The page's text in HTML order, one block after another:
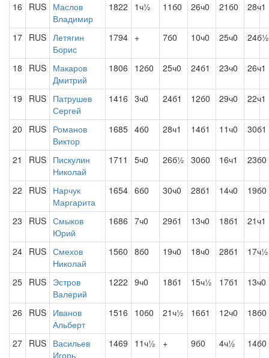
16 RUS Маслов
Владимир
1822 1ч½ 11б0 26ч0 21б0 28ч1
17 RUS Летягин
Борис
1794 + 7б0 10ч0 25ч0 24б½
18 RUS Макаров
Дмитрий
1806 12б0 25ч0 24б1 23ч0 26ч1
19 RUS Патрушев
Сергей
1416 3ч0 24б1 12б0 29ч0 22ч1
20 RUS Романов
Виктор
1685 4б0 28ч1 14б1 11ч0 30б1
21 RUS Пискулин
Николай
1711 5ч0 26б½ 30б0 16ч1 23б0
22 RUS Нарчук
Маргарита
1654 6б0 30ч0 28б1 14ч0 19б0
23 RUS Смыков
Юрий
1686 7ч0 29б1 13ч0 18б1 21ч1
24 RUS Смехов
Николай
1560 8б0 19ч0 18ч0 28б1 17ч½
25 RUS Эстров
Валерий
1222 9ч0 18б1 15ч½ 17б1 13ч0
26 RUS Иванов
Альберт
1516 10б0 21ч½ 16б1 12ч0 18б0
27 RUS Васильев
Игорь
1469 11ч½ + 9б0 4ч½ 14б0